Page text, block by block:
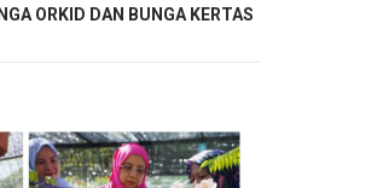
ORKID DAN BUNGA KERTAS